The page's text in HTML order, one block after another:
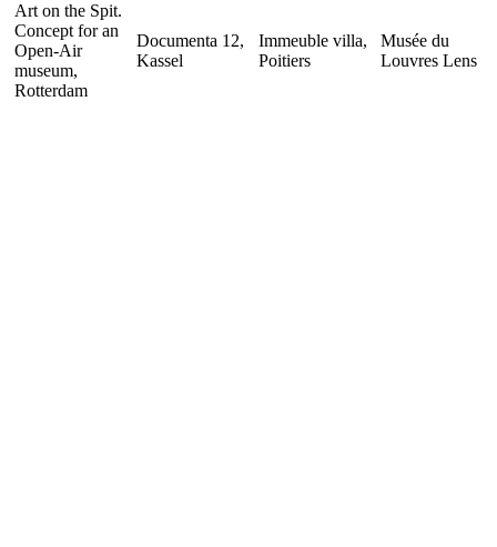
Art on the Spit.
Concept for an
Open-Air
museum,
Rotterdam
Documenta 12,
Kassel
Immeuble villa,
Poitiers
Musée du
Louvres Lens